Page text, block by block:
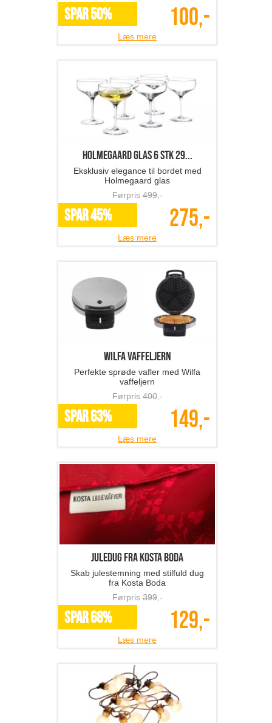
SPAR 50% 100,-
Læs mere
Holmegaard glas 6 stk 29...
Eksklusiv elegance til bordet med
Holmegaard glas
Førpris499,-
SPAR 45% 275,-
Læs mere
Wilfa vaffeljern
Perfekte sprøde vafler med Wilfa
vaffeljern
Førpris400,-
SPAR 63% 149,-
Læs mere
Juledug fra Kosta Boda
Skab julestemning med stilfuld dug
fra Kosta Boda
Førpris399,-
SPAR 68% 129,-
Læs mere